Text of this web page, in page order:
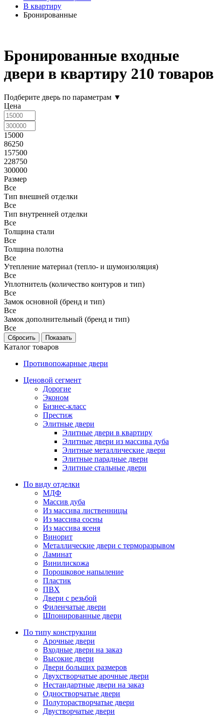
В квартиру
Бронированные
Бронированные входные
двери в квартиру 210 товаров
Подберите дверь по параметрам ▼
Цена
15000
86250
157500
228750
300000
Размер
Все
Тип внешней отделки
Все
Тип внутренней отделки
Все
Толщина стали
Все
Толщина полотна
Все
Утепление материал (тепло- и шумоизоляция)
Все
Уплотнитель (количество контуров и тип)
Все
Замок основной (бренд и тип)
Все
Замок дополнительный (бренд и тип)
Все
Каталог товаров
Противопожарные двери
Ценовой сегмент
Дорогие
Эконом
Бизнес-класс
Престиж
Элитные двери
Элитные двери в квартиру
Элитные двери из массива дуба
Элитные металлические двери
Элитные парадные двери
Элитные стальные двери
По виду отделки
МДФ
Массив дуба
Из массива лиственницы
Из массива сосны
Из массива ясеня
Винорит
Металлические двери с терморазрывом
Ламинат
Винилискожа
Порошковое напыление
Пластик
ПВХ
Двери с резьбой
Филенчатые двери
Шпонированные двери
По типу конструкции
Арочные двери
Входные двери на заказ
Высокие двери
Двери больших размеров
Двухстворчатые арочные двери
Нестандартные двери на заказ
Одностворчатые двери
Полуторастворчатые двери
Двустворчатые двери